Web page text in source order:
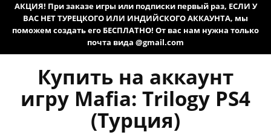
АКЦИЯ! При заказе игры или подписки первый раз, ЕСЛИ У
ВАС НЕТ ТУРЕЦКОГО ИЛИ ИНДИЙСКОГО АККАУНТА, мы
поможем создать его БЕСПЛАТНО! От вас нам нужна только
почта вида @gmail.com
Купить на аккаунт
игру Mafia: Trilogy PS4
(Турция)